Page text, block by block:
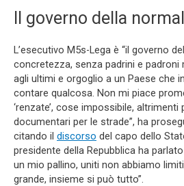
Il governo della
L’esecutivo M5s-Lega è “il governo
concretezza, senza padrini e
agli ultimi e orgoglio a un Paese che
contare qualcosa. Non mi piace
‘renzate’, cose impossibile,
documentari per le strade”, ha
citando il discorso del capo dello
presidente della Repubblica ha parlato
un mio pallino, uniti non abbiamo
grande, insieme si può tutto”.